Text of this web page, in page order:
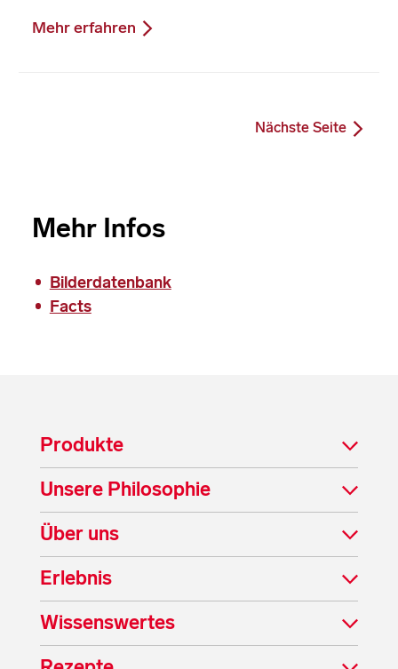
Mehr erfahren
Nächste Seite
Mehr Infos
Bilderdatenbank
Facts
Produkte
Unsere Philosophie
Über uns
Erlebnis
Wissenswertes